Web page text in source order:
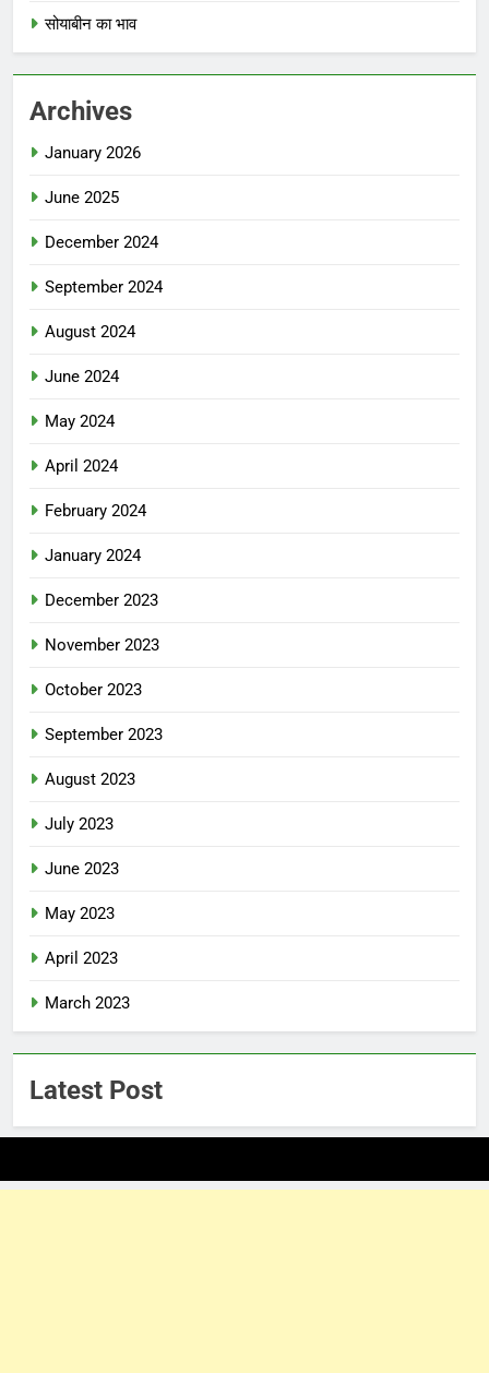
सोयाबीन का भाव
Archives
January 2026
June 2025
December 2024
September 2024
August 2024
June 2024
May 2024
April 2024
February 2024
January 2024
December 2023
November 2023
October 2023
September 2023
August 2023
July 2023
June 2023
May 2023
April 2023
March 2023
Latest Post